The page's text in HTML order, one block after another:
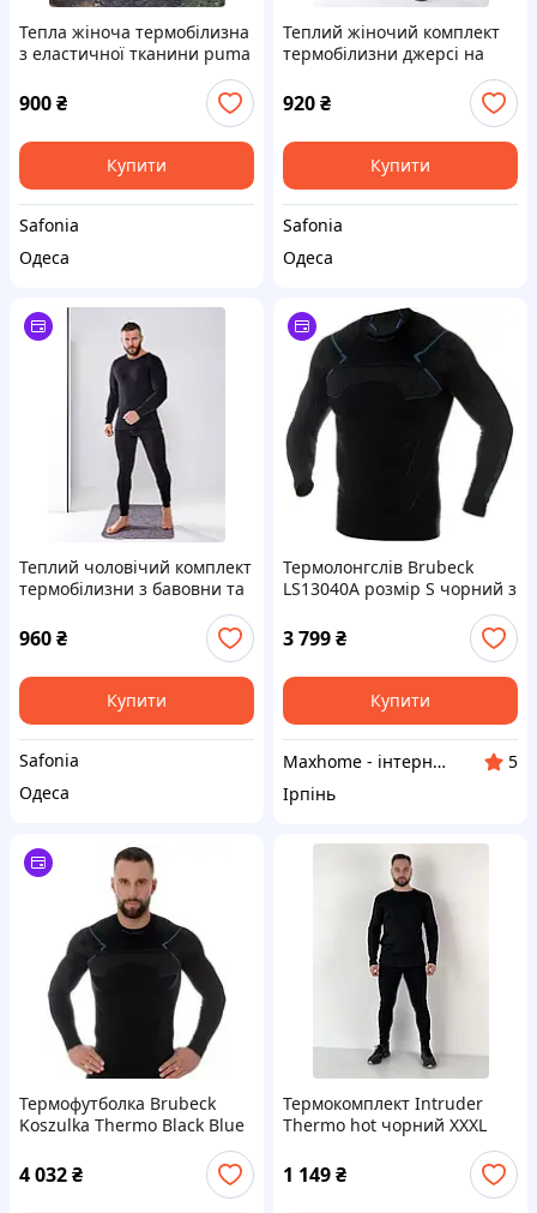
Тепла жіноча термобілизна
з еластичної тканини puma
900₴
Купити
Safonia
Одеса
Теплий жіночий комплект
термобілизни джерсі на
920₴
Купити
Safonia
Одеса
Теплий чоловічий комплект
термобілизни з бавовни та
960₴
Купити
Safonia
Одеса
Термолонгслів Brubeck
LS13040A розмір S чорний з
3 799₴
Купити
Maxhome - інтернет магазин
5
Ірпінь
Термофутболка Brubeck
Koszulka Thermo Black Blue
4 032₴
Термокомплект Intruder
Thermo hot чорний XXXL
1 149₴